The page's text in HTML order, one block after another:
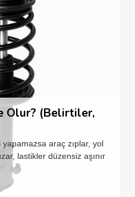
Olur? (Belirtiler,
araç zıplar, yol
lastikler düzensiz aşınır